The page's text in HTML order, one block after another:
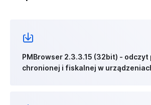
PMBrowser 2.3.3.15 (32bit) - odczyt
chronionej i fiskalnej w